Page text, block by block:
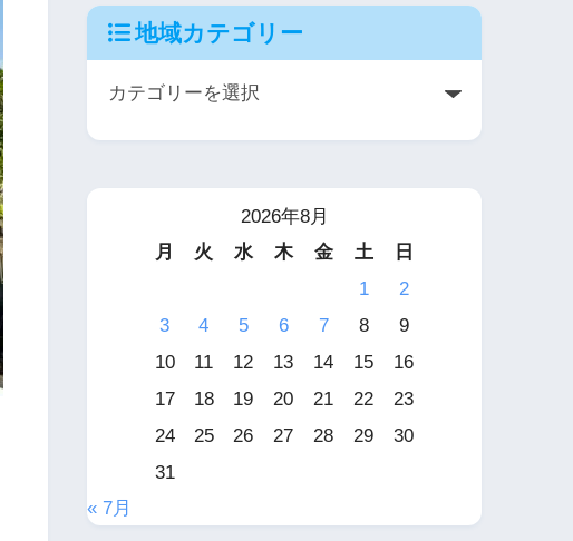
地域カテゴリー
2026年8月
月
火 水 木 金 土
日
1
2
3
4 5 6 7 8
9
10
11 12 13 14 15
16
17
18 19 20 21 22
23
24
25 26 27 28 29
30
31
« 7月